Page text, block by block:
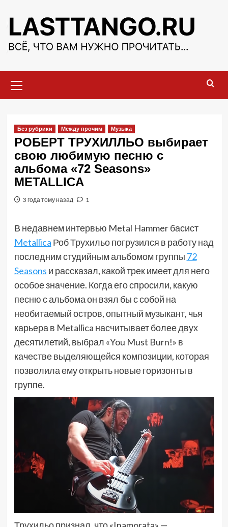
содержимому
меню
Без рубрики Между прочим Музыка
РОБЕРТ ТРУХИЛЛЬО выбирает
свою любимую песню с
альбома «72 Seasons»
METALLICA
3 года тому назад 1
В недавнем интервью Metal Hammer басист
Metallica Роб Трухильо погрузился в работу над
последним студийным альбомом группы 72
Seasons и рассказал, какой трек имеет для него
особое значение. Когда его спросили, какую
песню с альбома он взял бы с собой на
необитаемый остров, опытный музыкант, чья
карьера в Metallica насчитывает более двух
десятилетий, выбрал «You Must Burn!» в
качестве выделяющейся композиции, которая
позволила ему открыть новые горизонты в
группе.